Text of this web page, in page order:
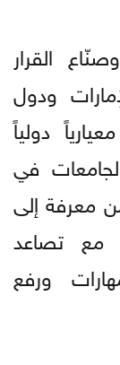
القرار
ودول
دولياً
في
معرفة إلى
مع تصاعد
ورفع